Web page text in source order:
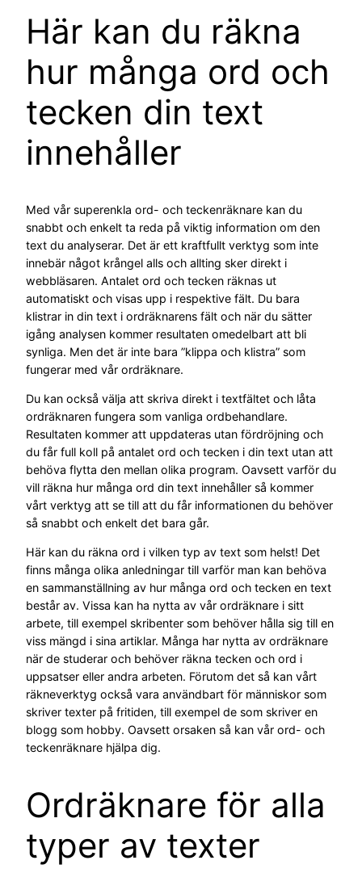
Här kan du räkna
hur många ord och
tecken din text
innehåller
Med vår superenkla ord- och teckenräknare kan du
snabbt och enkelt ta reda på viktig information om den
text du analyserar. Det är ett kraftfullt verktyg som inte
innebär något krångel alls och allting sker direkt i
webbläsaren. Antalet ord och tecken räknas ut
automatiskt och visas upp i respektive fält. Du bara
klistrar in din text i ordräknarens fält och när du sätter
igång analysen kommer resultaten omedelbart att bli
synliga. Men det är inte bara ”klippa och klistra” som
fungerar med vår ordräknare.
Du kan också välja att skriva direkt i textfältet och låta
ordräknaren fungera som vanliga ordbehandlare.
Resultaten kommer att uppdateras utan fördröjning och
du får full koll på antalet ord och tecken i din text utan att
behöva flytta den mellan olika program. Oavsett varför du
vill räkna hur många ord din text innehåller så kommer
vårt verktyg att se till att du får informationen du behöver
så snabbt och enkelt det bara går.
Här kan du räkna ord i vilken typ av text som helst! Det
finns många olika anledningar till varför man kan behöva
en sammanställning av hur många ord och tecken en text
består av. Vissa kan ha nytta av vår ordräknare i sitt
arbete, till exempel skribenter som behöver hålla sig till en
viss mängd i sina artiklar. Många har nytta av ordräknare
när de studerar och behöver räkna tecken och ord i
uppsatser eller andra arbeten. Förutom det så kan vårt
räkneverktyg också vara användbart för människor som
skriver texter på fritiden, till exempel de som skriver en
blogg som hobby. Oavsett orsaken så kan vår ord- och
teckenräknare hjälpa dig.
Ordräknare för alla
typer av texter